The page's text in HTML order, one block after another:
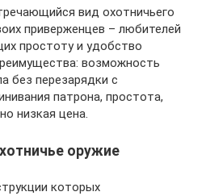
вид охотничьего
приверженцев – любителей
простоту и удобство
возможность
без перезарядки с
патрона, простота,
низкая цена.
оружие
которых